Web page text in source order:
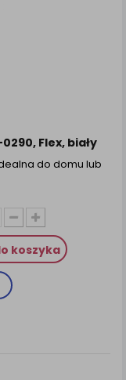
Flex, biały
do domu lub
koszyka